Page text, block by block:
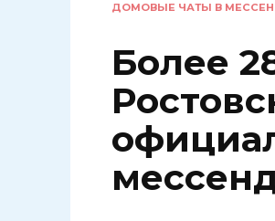
ДОМОВЫЕ ЧАТЫ В
Более